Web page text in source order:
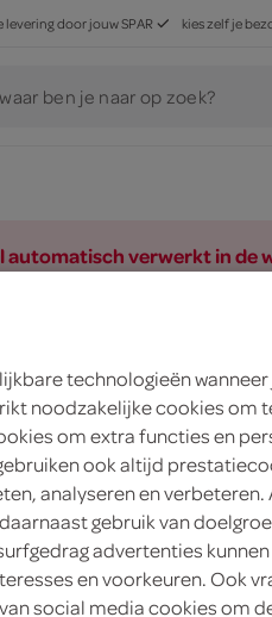
levering door jouw SPAR kies zelf je
waar ben je naar op zoek?
automatisch verwerkt in de
technologieën
noodzakelijke cookies om
om extra functies en
ook altijd
analyseren en verbeteren.
gebruik van
advertenties
en voorkeuren. Ook
social media cookies om